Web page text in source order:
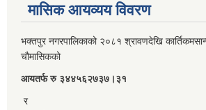
मासिक आयव्यय विवरण
भक्तपुर नगरपालिकाको २०८१ श्रावणदेखि
चौमासिकको
आयतर्फ रु‌ ३४४५६२७३७।३१
र